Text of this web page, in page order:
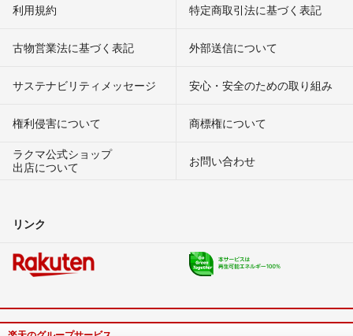
利用規約 特定商取引法に基づく表記
古物営業法に基づく表記 外部送信について
サステナビリティメッセージ 安心・安全のための取り組み
権利侵害について
商標権について
ラクマ公式ショップ
出店について
お問い合わせ
リンク